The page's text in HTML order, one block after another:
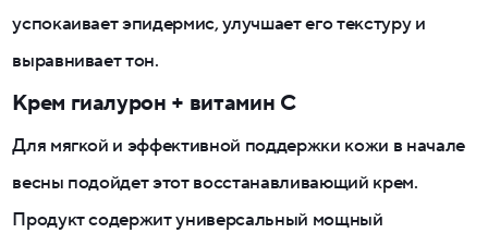
успокаивает эпидермис, улучшает его текстуру и
выравнивает тон.
Крем гиалурон + витамин C
Для мягкой и эффективной поддержки кожи в начале
весны подойдет этот восстанавливающий крем.
Продукт содержит универсальный мощный